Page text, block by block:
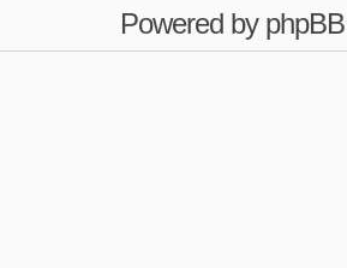
Powered by phpBB